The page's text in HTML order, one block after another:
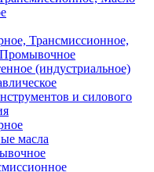
Трансмиссионное,
(индустриальное)
и силового
масла